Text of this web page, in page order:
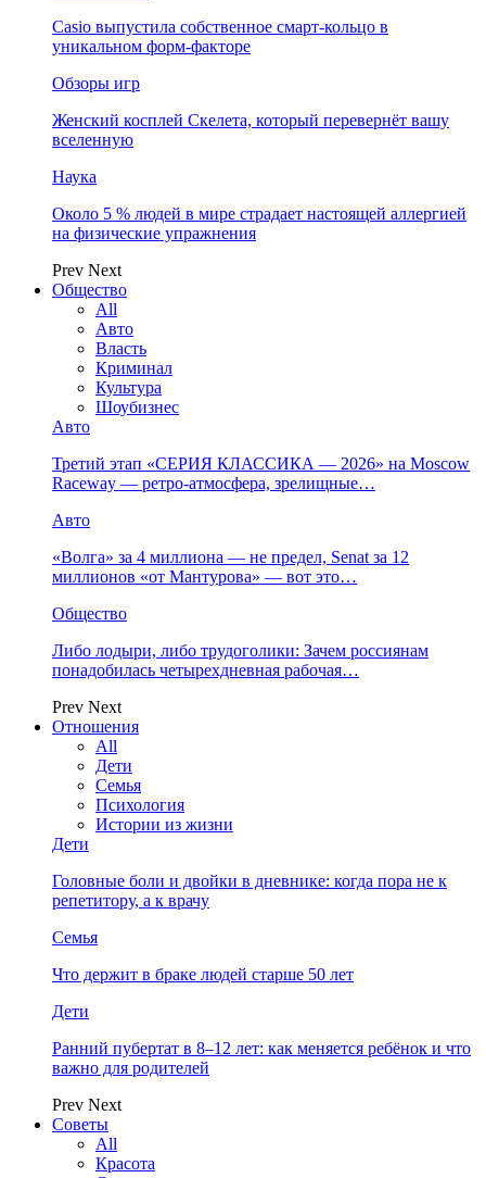
Casio выпустила собственное смарт-кольцо в
уникальном форм-факторе
Обзоры игр
Женский косплей Скелета, который перевернёт вашу
вселенную
Наука
Около 5 % людей в мире страдает настоящей аллергией
на физические упражнения
Prev Next
Общество
All
Авто
Власть
Криминал
Культура
Шоубизнес
Авто
Третий этап «СЕРИЯ КЛАССИКА — 2026» на Moscow
Raceway — ретро‑атмосфера, зрелищные…
Авто
«Волга» за 4 миллиона — не предел, Senat за 12
миллионов «от Мантурова» — вот это…
Общество
Либо лодыри, либо трудоголики: Зачем россиянам
понадобилась четырехдневная рабочая…
Prev Next
Отношения
All
Дети
Семья
Психология
Истории из жизни
Дети
Головные боли и двойки в дневнике: когда пора не к
репетитору, а к врачу
Семья
Что держит в браке людей старше 50 лет
Дети
Ранний пубертат в 8–12 лет: как меняется ребёнок и что
важно для родителей
Prev Next
Советы
All
Красота